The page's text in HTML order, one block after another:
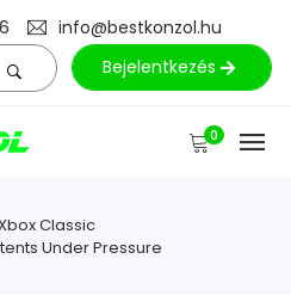
info@bestkonzol.hu
Bejelentkezés
0
Classic
Under Pressure